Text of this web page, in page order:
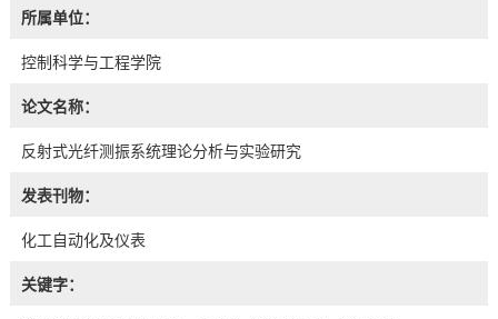
所属单位：
控制科学与工程学院
论文名称：
反射式光纤测振系统理论分析与实验研究
发表刊物：
化工自动化及仪表
关键字：